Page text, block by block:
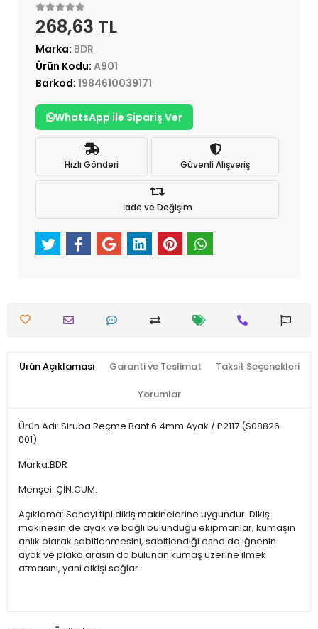
268,63 TL
Marka: BDR
Ürün Kodu: A901
Barkod: 1984610039171
WhatsApp ile Sipariş Ver
Hızlı Gönderi Güvenli Alışveriş
İade ve Değişim
Ürün Açıklaması Garanti ve Teslimat Taksit Seçenekleri
Yorumlar
Ürün Adı: Siruba Reçme Bant 6.4mm Ayak / P2117 (S08826-
001)
Marka:BDR
Menşei: ÇİN.CUM.
Açıklama: Sanayi tipi dikiş makinelerine uygundur. Dikiş
makinesin de ayak ve bağlı bulunduğu ekipmanlar; kumaşın
anlık olarak sabitlenmesini, sabitlendiği esna da iğnenin
ayak ve plaka arasın da bulunan kumaş üzerine ilmek
atmasını, yani dikişi sağlar.